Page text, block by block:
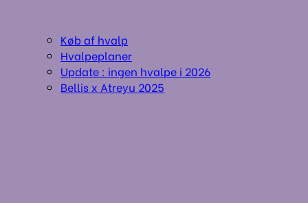
Køb af hvalp
Hvalpeplaner
Update : ingen hvalpe i 2026
Bellis x Atreyu 2025